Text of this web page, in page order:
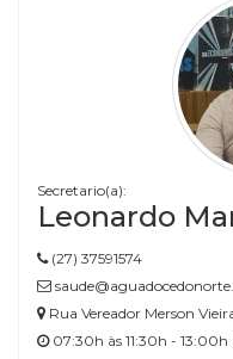
Secretario(a):
Leonardo
(27) 37591574
Rua Vereador Merson
07:30h às 11:30h - 13:00h